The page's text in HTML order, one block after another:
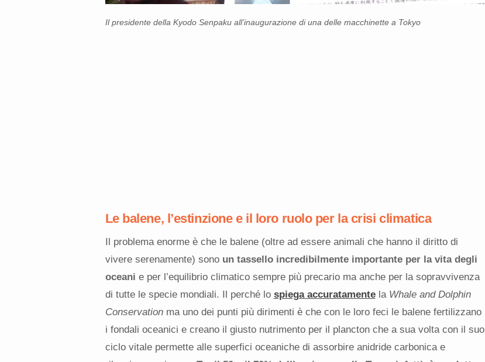
Il presidente della Kyodo Senpaku all’inaugurazione di una delle macchinette a Tokyo
Le balene, l’estinzione e il loro ruolo per la crisi climatica
Il problema enorme è che le balene (oltre ad essere animali che hanno il diritto di
vivere serenamente) sono un tassello incredibilmente importante per la vita degli
oceani e per l’equilibrio climatico sempre più precario ma anche per la sopravvivenza
di tutte le specie mondiali. Il perché lo spiega accuratamentela Whale and Dolphin
Conservation ma uno dei punti più dirimenti è che con le loro feci le balene fertilizzano
i fondali oceanici e creano il giusto nutrimento per il plancton che a sua volta con il suo
ciclo vitale permette alle superfici oceaniche di assorbire anidride carbonica e